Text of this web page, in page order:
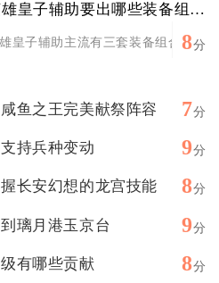
英雄皇子辅助要出哪些装备组合呢
皇子辅助主流有三套装备组合：开
8分
鱼之王完美献祭阵容 7分
持兵种变动 9分
长安幻想的龙宫技能 8分
璃月港玉京台 9分
有哪些贡献 8分